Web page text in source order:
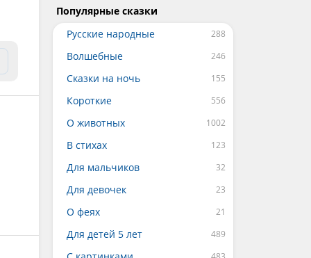
Популярные сказки
Русские народные
Волшебные
Сказки на ночь
Короткие
О животных
В стихах
Для мальчиков
Для девочек
О феях
Для детей 5 лет